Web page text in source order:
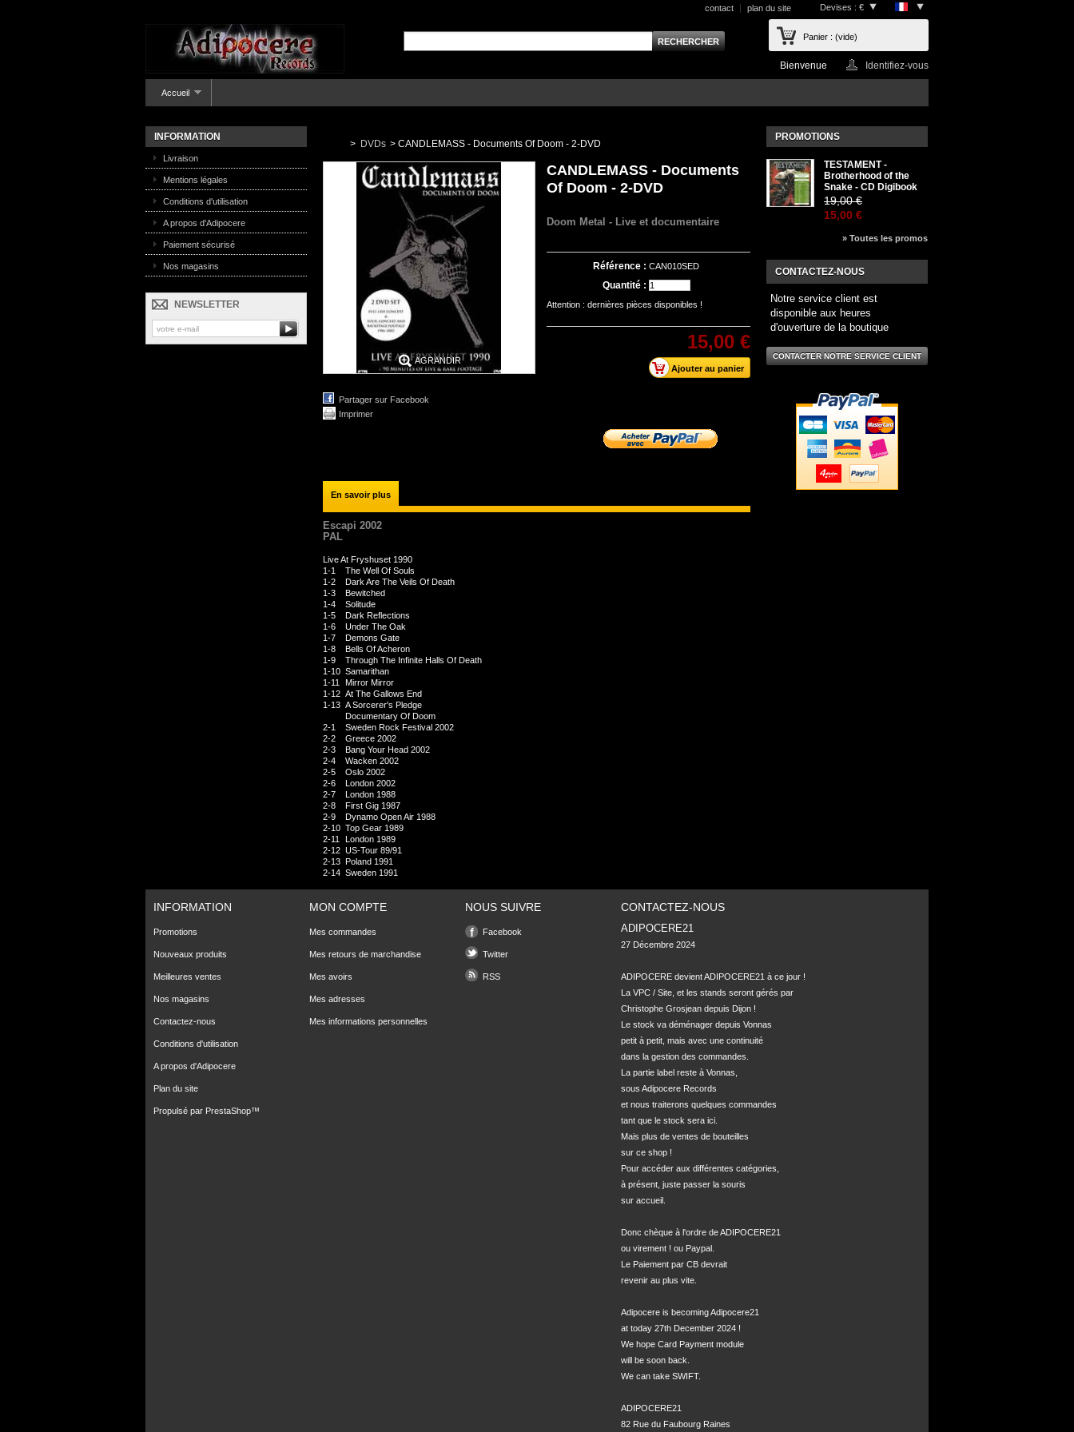
Devises : €
contact plan du site
Panier : (vide)
Bienvenue Identifiez-vous
Accueil
INFORMATION
Livraison
Mentions légales
Conditions d'utilisation
A propos d'Adipocere
Paiement sécurisé
Nos magasins
NEWSLETTER
> DVDs > CANDLEMASS - Documents Of Doom - 2-DVD
AGRANDIR
Partager sur Facebook
Imprimer
CANDLEMASS - Documents
Of Doom - 2-DVD
Doom Metal - Live et documentaire
Référence : CAN010SED
Quantité :
Attention : dernières pièces disponibles !
15,00 €
En savoir plus
Escapi 2002
PAL
Live At Fryshuset 1990
1-1
The Well Of Souls
1-2
Dark Are The Veils Of Death
1-3
Bewitched
1-4
Solitude
1-5
Dark Reflections
1-6
Under The Oak
1-7
Demons Gate
1-8
Bells Of Acheron
1-9
Through The Infinite Halls Of Death
1-10 Samarithan
1-11
Mirror Mirror
1-12 At The Gallows End
1-13 A Sorcerer's Pledge
Documentary Of Doom
2-1
Sweden Rock Festival 2002
2-2
Greece 2002
2-3
Bang Your Head 2002
2-4
Wacken 2002
2-5
Oslo 2002
2-6
London 2002
2-7
London 1988
2-8
First Gig 1987
2-9
Dynamo Open Air 1988
2-10 Top Gear 1989
2-11
London 1989
2-12 US-Tour 89/91
2-13 Poland 1991
2-14 Sweden 1991
PROMOTIONS
TESTAMENT -
Brotherhood of the
Snake - CD Digibook
19,00 €
15,00 €
» Toutes les promos
CONTACTEZ-NOUS
Notre service client est
disponible aux heures
d'ouverture de la boutique
CONTACTER NOTRE SERVICE CLIENT
INFORMATION
Promotions
Nouveaux produits
Meilleures ventes
Nos magasins
Contactez-nous
Conditions d'utilisation
A propos d'Adipocere
Plan du site
Propulsé par PrestaShop™
MON COMPTE
Mes commandes
Mes retours de marchandise
Mes avoirs
Mes adresses
Mes informations personnelles
NOUS SUIVRE
Facebook
Twitter
RSS
CONTACTEZ-NOUS
ADIPOCERE21
27 Décembre 2024
ADIPOCERE devient ADIPOCERE21 à ce jour !
La VPC / Site, et les stands seront gérés par
Christophe Grosjean depuis Dijon !
Le stock va déménager depuis Vonnas
petit à petit, mais avec une continuité
dans la gestion des commandes.
La partie label reste à Vonnas,
sous Adipocere Records
et nous traiterons quelques commandes
tant que le stock sera ici.
Mais plus de ventes de bouteilles
sur ce shop !
Pour accéder aux différentes catégories,
à présent, juste passer la souris
sur accueil.
Donc chèque à l'ordre de ADIPOCERE21
ou virement ! ou Paypal.
Le Paiement par CB devrait
revenir au plus vite.
Adipocere is becoming Adipocere21
at today 27th December 2024 !
We hope Card Payment module
will be soon back.
We can take SWIFT.
ADIPOCERE21
82 Rue du Faubourg Raines